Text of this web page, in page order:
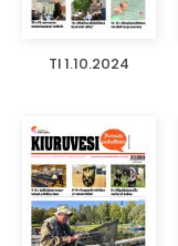
TI 1.10.2024